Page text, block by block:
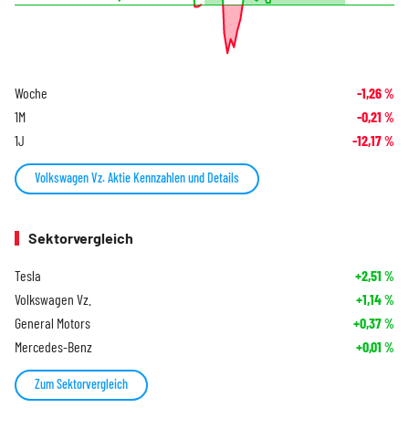
Woche -1,26%
1M -0,21 %
1J -12,17%
Volkswagen Vz. Aktie Kennzahlen und Details
Sektorvergleich
Tesla +2,51 %
Volkswagen Vz. +1,14%
General Motors +0,37%
Mercedes-Benz +0,01 %
Zum Sektorvergleich